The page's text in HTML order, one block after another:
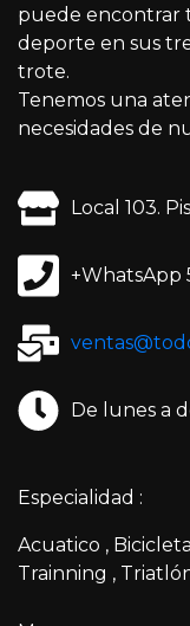
puede encontrar
deporte en sus
trote.
Tenemos una
necesidades de
Local 103.
+WhatsApp
De lunes a
Especialidad :
Acuatico
Trainning